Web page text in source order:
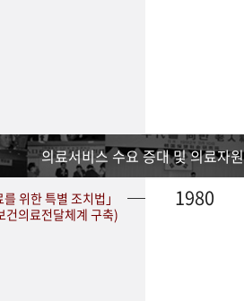
의료서비스 수요 증대 및 의료자
위한 특별 조치법」
건의료전달체계 구축)
1980